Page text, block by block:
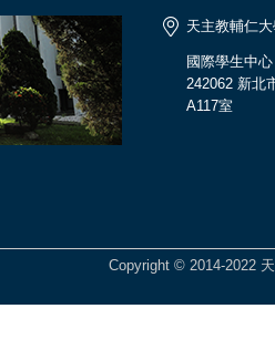
天主教輔仁
國際學生中心
242062 新北
A117室
Copyright © 2014-2022